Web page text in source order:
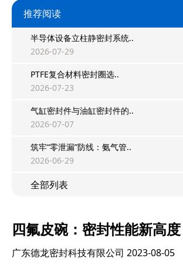
推荐阅读
半导体设备立柱静密封系统..
2026-07-29
PTFE复合材料密封圈选..
2026-07-23
气缸密封件与油缸密封件的..
2026-07-07
筑牢“零泄漏”防线：氨气管..
2026-06-29
全部列表
四氟皮碗：密封性能新高度
广东德龙密封科技有限公司 2023-08-05